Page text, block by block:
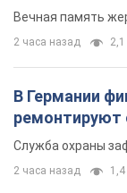
Вечная память
2 часа назад 2,1
В Германии
ремонтируют
Служба охраны
2 часа назад 1,4